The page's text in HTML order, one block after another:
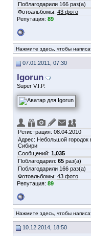
Поблагодарили 166 раз(а)
Фотоальбомы: 43 фото
Репутация: 89
Нажмите здесь, чтобы
07.01.2011, 07:30
Igorun
Super V.I.P.
Регистрация: 08.04.2010
Адрес: Небольшой городок
Сибири
Сообщений: 1,035
Поблагодарил: 65 раз(а)
Поблагодарили 166 раз(а)
Фотоальбомы: 43 фото
Репутация: 89
Нажмите здесь, чтобы
10.12.2014, 18:50